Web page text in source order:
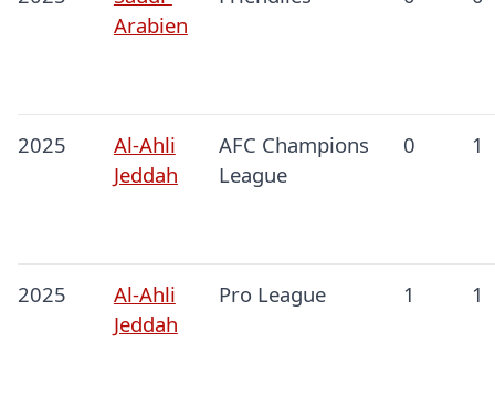
Arabien
2025
Al-Ahli
Jeddah
AFC Champions
League
0 1
2025
Al-Ahli
Jeddah
Pro League 1 1